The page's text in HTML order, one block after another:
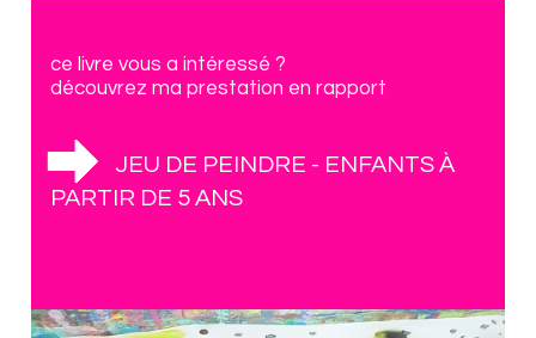
ce livre vous a intéressé ?
découvrez ma prestation en rapport
JEU DE PEINDRE - ENFANTS À
PARTIR DE 5 ANS